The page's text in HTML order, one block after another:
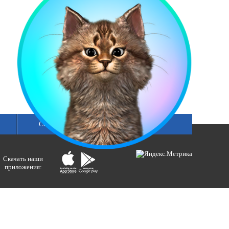
смотреть все
Сетка вещания
Скачать наши
приложения: